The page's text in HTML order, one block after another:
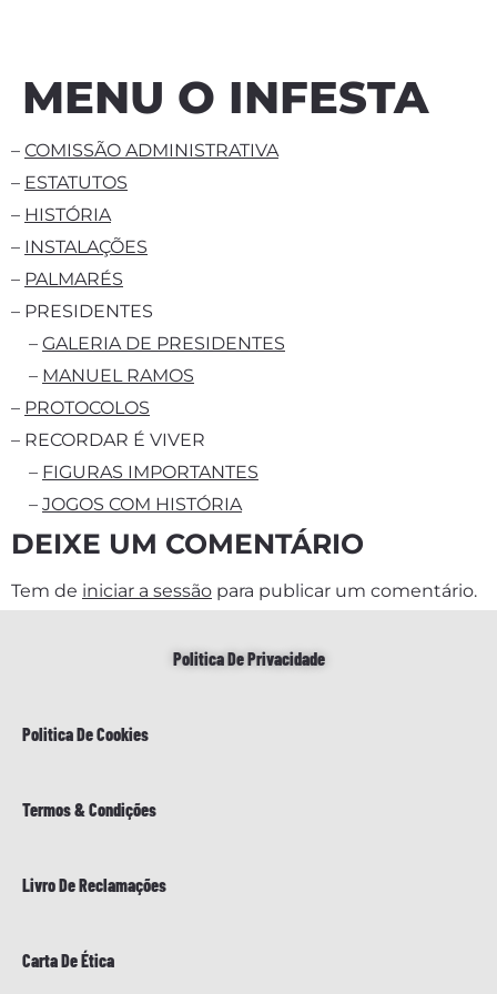
MENU O INFESTA
– COMISSÃO ADMINISTRATIVA
– ESTATUTOS
– HISTÓRIA
– INSTALAÇÕES
– PALMARÉS
– PRESIDENTES
– GALERIA DE PRESIDENTES
– MANUEL RAMOS
– PROTOCOLOS
– RECORDAR É VIVER
– FIGURAS IMPORTANTES
– JOGOS COM HISTÓRIA
DEIXE UM COMENTÁRIO
Tem de iniciar a sessão para publicar um comentário.
Politica De Privacidade
Politica De Cookies
Termos & Condições
Livro De Reclamações
Carta De Ética